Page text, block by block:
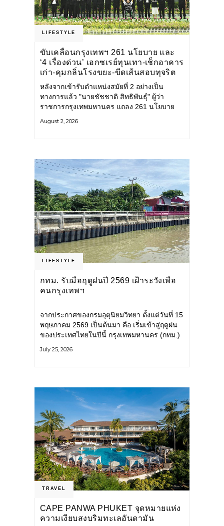
LIFESTYLE
ขับเคลื่อนกรุงเทพฯ 261 นโยบาย และ
‘4 เรื่องด่วน’ เอกซเรย์ทุนเทา-เช็กอาคาร
เก่า-คุมกลิ่นโรงขยะ-ขีดเส้นสอบทุจริต
หลังจากเข้ารับตำแหน่งสมัยที่ 2 อย่างเป็น
ทางการแล้ว "นายชัชชาติ สิทธิพันธุ์" ผู้ว่า
ราชการกรุงเทพมหานคร แถลง 261 นโยบาย
ยุทธศาสตร์ จัดทำตัวชี้วัด
August 2, 2026
LIFESTYLE
กทม. รับมือฤดูฝนปี 2569 เฝ้าระวังเพื่อ
คนกรุงเทพฯ
จากประกาศของกรมอุตุนิยมวิทยา ตั้งแต่วันที่ 15
พฤษภาคม 2569 เป็นต้นมา คือ เริ่มเข้าสู่ฤดูฝน
ของประเทศไทยในปีนี้ กรุงเทพมหานคร (กทม.)
โครงสร้างพื้นฐาน
July 25, 2026
TRAVEL
CAPE PANWA PHUKET จุดหมายแห่ง
ความเงียบสงบริมทะเลอันดามัน